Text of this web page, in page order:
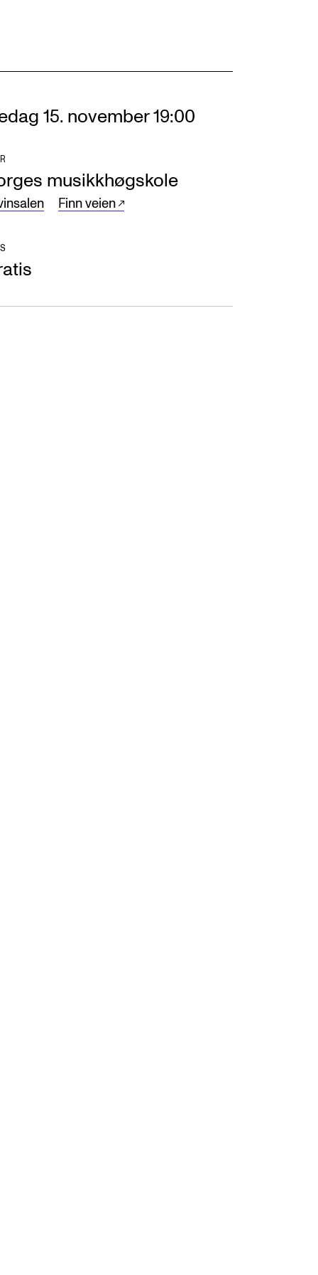
15. november 19:00
musikkhøgskole
Finn veien